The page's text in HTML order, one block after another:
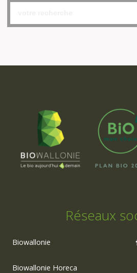
Réseaux
Biowallonie
Biowallonie Horeca